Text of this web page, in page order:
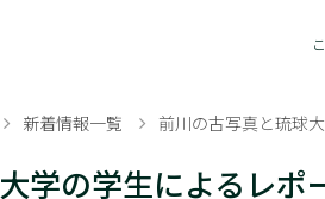
新着情報一覧 前川の古写真と琉球
学の学生によるレポ